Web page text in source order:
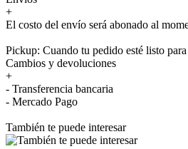
+
El costo del envío será abonado al
Pickup: Cuando tu pedido esté listo
Cambios y devoluciones
+
- Transferencia bancaria
- Mercado Pago
También te puede interesar